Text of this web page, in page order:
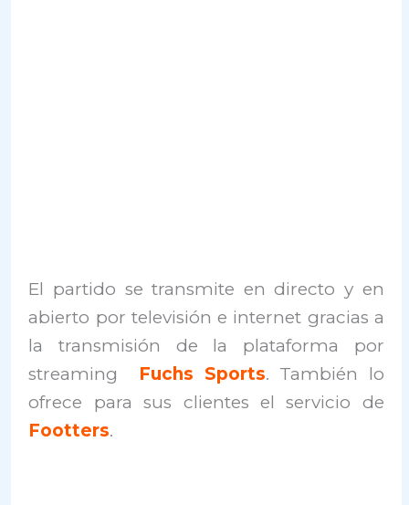
El partido se transmite en directo y en
abierto por televisión e internet gracias a
la transmisión de la plataforma por
streaming Fuchs Sports. También lo
ofrece para sus clientes el servicio de
Footters.